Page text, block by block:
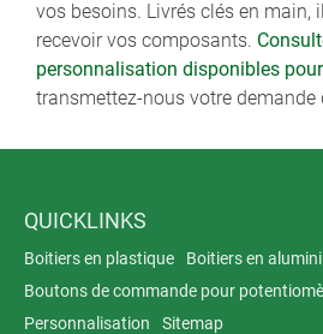
vos besoins. Livrés clés en main,
recevoir vos composants.
personnalisation disponibles
transmettez-nous votre demande
QUICKLINKS
Boitiers en plastique
Boitiers en
Boutons de commande pour
Personnalisation
Sitemap